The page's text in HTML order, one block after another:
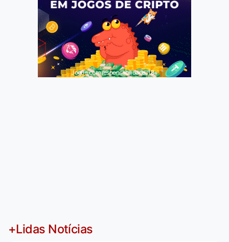
Jogue com responsabilidade. 18+
+Lidas Notícias